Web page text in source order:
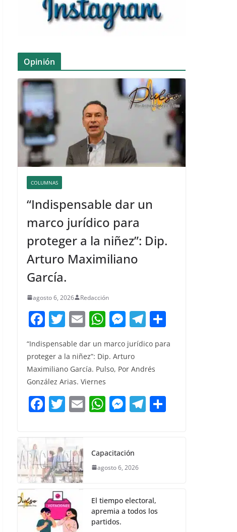
Opinión
COLUMNAS
“Indispensable dar un
marco jurídico para
proteger a la niñez”: Dip.
Arturo Maximiliano
García.
agosto 6, 2026 Redacción
F
c
e
b
o
o
k
T
w
itt
er
E
ai
l
W
at
s
p
p
M
e
ss
e
g
er
T
e
gr
m
m
“Indispensable dar un marco jurídico para
proteger a la niñez”: Dip. Arturo
Maximiliano García. Pulso, Por Andrés
González Arias. Viernes
F
c
e
b
o
o
k
T
itt
er
E W
s
A
p
M
e
n
er
T
Capacitación
agosto 6, 2026
El tiempo electoral,
apremia a todos los
partidos.